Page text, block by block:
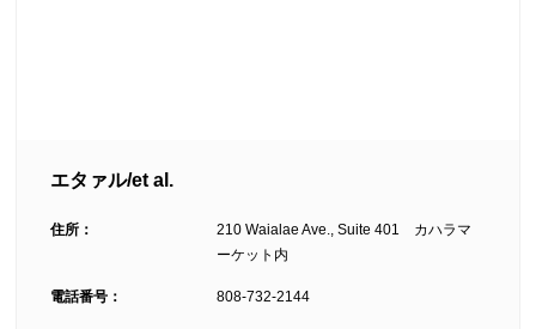
エタァル/et al.
住所：
210 Waialae Ave., Suite 401 カハラマ
ーケット内
電話番号： 808-732-2144